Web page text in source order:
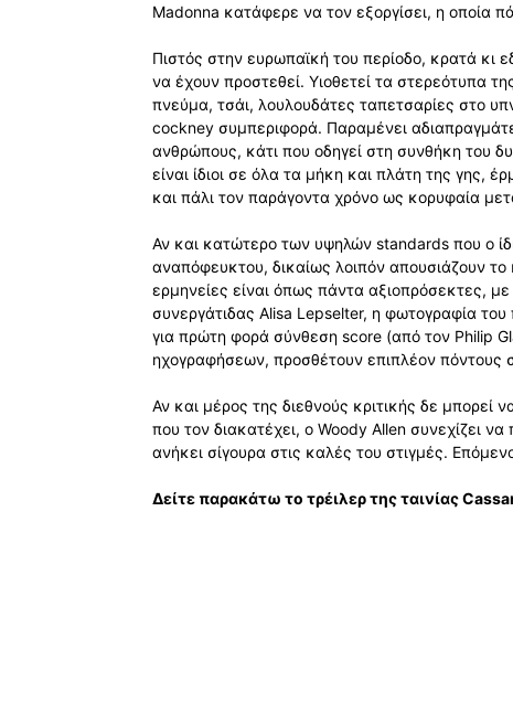
Madonna κατάφερε να τον εξοργίσει, η οποία
Πιστός στην ευρωπαϊκή του περίοδο, κρατά κι
να έχουν προστεθεί. Υιοθετεί τα στερεότυπα
πνεύμα, τσάι, λουλουδάτες ταπετσαρίες στο
cockney συμπεριφορά. Παραμένει
ανθρώπους, κάτι που οδηγεί στη συνθήκη του
είναι ίδιοι σε όλα τα μήκη και πλάτη της γης,
και πάλι τον παράγοντα χρόνο ως κορυφαία
Αν και κατώτερο των υψηλών standards που ο
αναπόφευκτου, δικαίως λοιπόν απουσιάζουν
ερμηνείες είναι όπως πάντα αξιοπρόσεκτες,
συνεργάτιδας Alisa Lepselter, η φωτογραφία
για πρώτη φορά σύνθεση score (από τον Philip
ηχογραφήσεων, προσθέτουν επιπλέον πόντους
Αν και μέρος της διεθνούς κριτικής δε
που τον διακατέχει, ο Woody Allen συνεχίζει να
ανήκει σίγουρα στις καλές του στιγμές.
Δείτε παρακάτω το τρέιλερ της ταινίας